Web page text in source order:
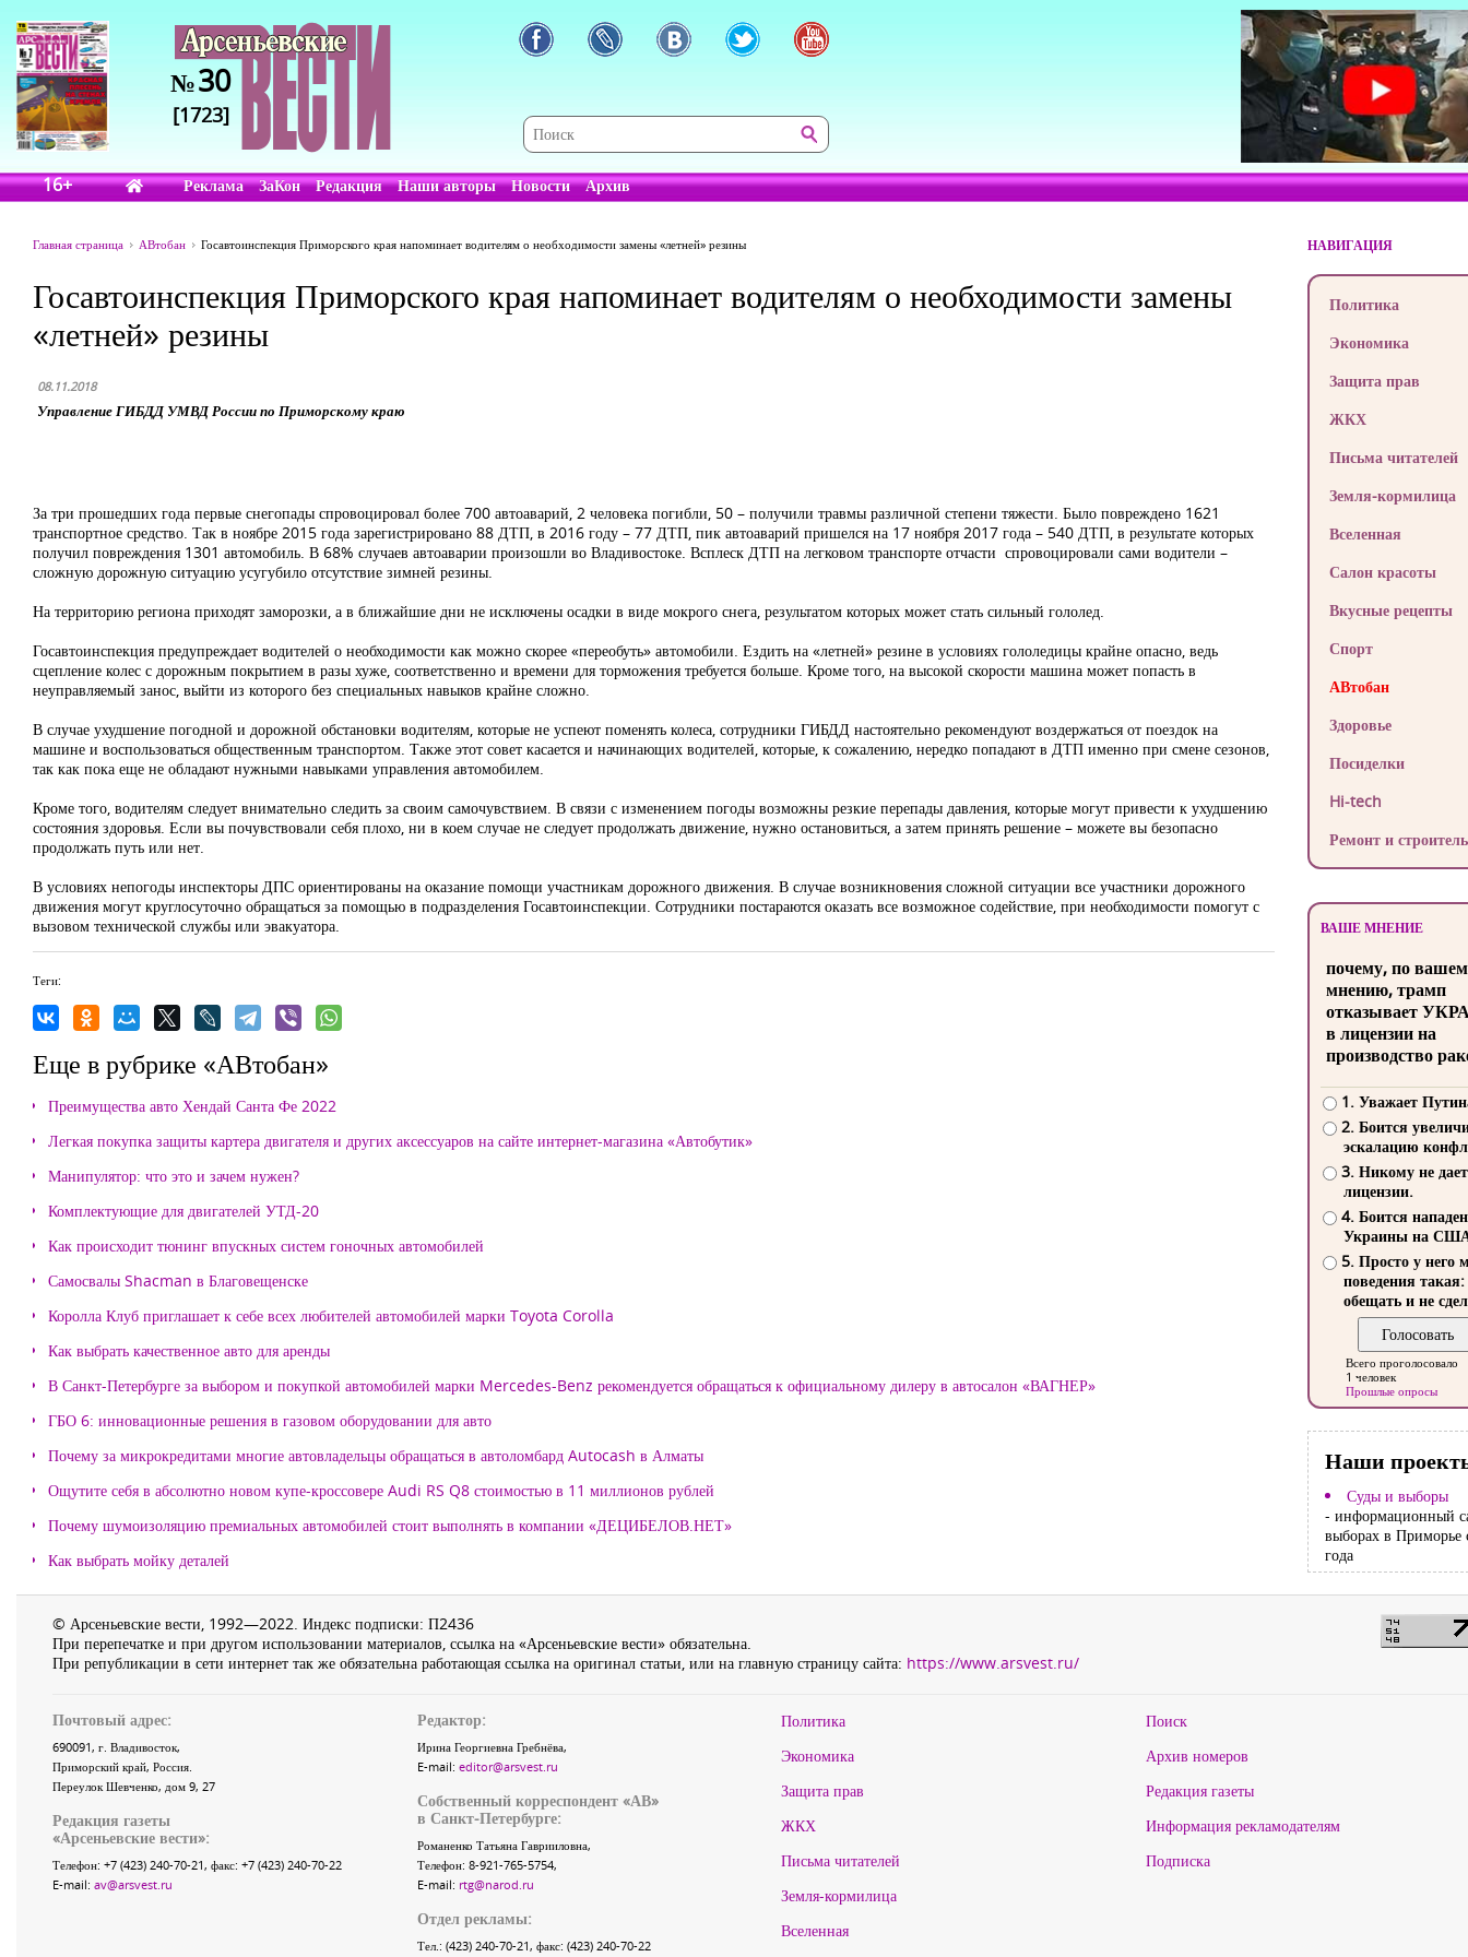
№30
[1723]
16+ Реклама ЗаКон Редакция Наши авторы Новости Архив
Главная страница АВтобан Госавтоинспекция Приморского края напоминает водителям о необходимости замены «летней» резины
Госавтоинспекция Приморского края напоминает водителям о необходимости замены
«летней» резины
08.11.2018
Управление ГИБДД УМВД России по Приморскому краю
За три прошедших года первые снегопады спровоцировал более 700 автоаварий, 2 человека погибли, 50 – получили травмы различной степени тяжести. Было повреждено 1621
транспортное средство. Так в ноябре 2015 года зарегистрировано 88 ДТП, в 2016 году – 77 ДТП, пик автоаварий пришелся на 17 ноября 2017 года – 540 ДТП, в результате которых
получил повреждения 1301 автомобиль. В 68% случаев автоаварии произошли во Владивостоке. Всплеск ДТП на легковом транспорте отчасти спровоцировали сами водители –
сложную дорожную ситуацию усугубило отсутствие зимней резины.
На территорию региона приходят заморозки, а в ближайшие дни не исключены осадки в виде мокрого снега, результатом которых может стать сильный гололед.
Госавтоинспекция предупреждает водителей о необходимости как можно скорее «переобуть» автомобили. Ездить на «летней» резине в условиях гололедицы крайне опасно, ведь
сцепление колес с дорожным покрытием в разы хуже, соответственно и времени для торможения требуется больше. Кроме того, на высокой скорости машина может попасть в
неуправляемый занос, выйти из которого без специальных навыков крайне сложно.
В случае ухудшение погодной и дорожной обстановки водителям, которые не успеют поменять колеса, сотрудники ГИБДД настоятельно рекомендуют воздержаться от поездок на
машине и воспользоваться общественным транспортом. Также этот совет касается и начинающих водителей, которые, к сожалению, нередко попадают в ДТП именно при смене сезонов,
так как пока еще не обладают нужными навыками управления автомобилем.
Кроме того, водителям следует внимательно следить за своим самочувствием. В связи с изменением погоды возможны резкие перепады давления, которые могут привести к ухудшению
состояния здоровья. Если вы почувствовали себя плохо, ни в коем случае не следует продолжать движение, нужно остановиться, а затем принять решение – можете вы безопасно
продолжать путь или нет.
В условиях непогоды инспекторы ДПС ориентированы на оказание помощи участникам дорожного движения. В случае возникновения сложной ситуации все участники дорожного
движения могут круглосуточно обращаться за помощью в подразделения Госавтоинспекции. Сотрудники постараются оказать все возможное содействие, при необходимости помогут с
вызовом технической службы или эвакуатора.
Теги:
Еще в рубрике «АВтобан»
Преимущества авто Хендай Санта Фе 2022
Легкая покупка защиты картера двигателя и других аксессуаров на сайте интернет-магазина «Автобутик»
Манипулятор: что это и зачем нужен?
Комплектующие для двигателей УТД-20
Как происходит тюнинг впускных систем гоночных автомобилей
Самосвалы Shacman в Благовещенске
Королла Клуб приглашает к себе всех любителей автомобилей марки Toyota Corolla
Как выбрать качественное авто для аренды
В Санкт-Петербурге за выбором и покупкой автомобилей марки Mercedes-Benz рекомендуется обращаться к официальному дилеру в автосалон «ВАГНЕР»
ГБО 6: инновационные решения в газовом оборудовании для авто
Почему за микрокредитами многие автовладельцы обращаться в автоломбард Autocash в Алматы
Ощутите себя в абсолютно новом купе-кроссовере Audi RS Q8 стоимостью в 11 миллионов рублей
Почему шумоизоляцию премиальных автомобилей стоит выполнять в компании «ДЕЦИБЕЛОВ.НЕТ»
Как выбрать мойку деталей
НАВИГАЦИЯ
Политика
Экономика
Защита прав
ЖКХ
Письма читателей
Земля-кормилица
Вселенная
Салон красоты
Вкусные рецепты
Спорт
АВтобан
Здоровье
Посиделки
Hi-tech
Ремонт и
ВАШЕ МНЕНИЕ
почему, по
мнению, трамп
отказывает
в лицензии на
производство
1. Уважает
2. Боится
эскалацию
3. Никому не
лицензии.
4. Боится
Украины на
5. Просто у него
поведения такая:
обещать и не
Всего проголосовало
1 человек
Прошлые опросы
Наши
Суды и выборы
- информационный
выборах в Приморье
года
© Арсеньевские вести, 1992—2022. Индекс подписки: П2436
При перепечатке и при другом использовании материалов, ссылка на «Арсеньевские вести» обязательна.
При републикации в сети интернет так же обязательна работающая ссылка на оригинал статьи, или на главную страницу сайта: https://www.arsvest.ru/
Почтовый адрес:
690091, г. Владивосток,
Приморский край, Россия.
Переулок Шевченко, дом 9, 27
Редакция газеты
«Арсеньевские вести»:
Телефон: +7 (423) 240-70-21, факс: +7 (423) 240-70-22
E-mail: av@arsvest.ru
Редактор:
Ирина Георгиевна Гребнёва,
E-mail: editor@arsvest.ru
Собственный корреспондент «АВ»
в Санкт-Петербурге:
Романенко Татьяна Гаврииловна,
Телефон: 8-921-765-5754,
E-mail: rtg@narod.ru
Отдел рекламы:
Тел.: (423) 240-70-21, факс: (423) 240-70-22
Политика
Экономика
Защита прав
ЖКХ
Письма читателей
Земля-кормилица
Вселенная
Поиск
Архив номеров
Редакция газеты
Информация рекламодателям
Подписка